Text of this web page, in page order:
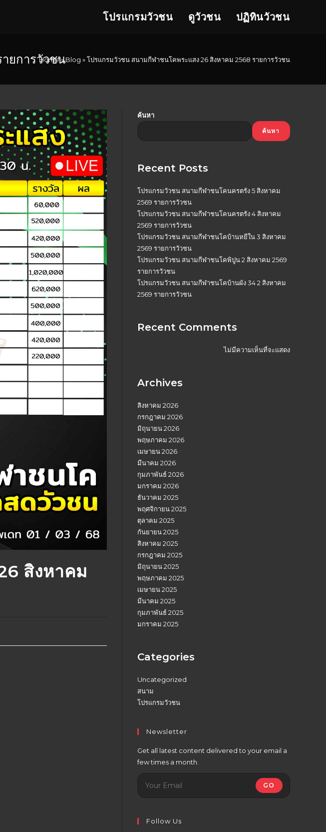
โปรแกรมวัวชน ดูวัวชน ปฏิทินวัวชน
ยการวัวชน
Home»Blog »โปรแกรมวัวชน สนามกีฬาชนโคพระแสง 26 สิงหาคม 2568 รายการวัวชน
สิงหาคม
ค้นหา
ค้นหา
Recent Posts
โปรแกรมวัวชน สนามกีฬาชนโคนครตรัง 5 สิงหาคม
2569 รายการวัวชน
โปรแกรมวัวชน สนามกีฬาชนโคนครตรัง 4 สิงหาคม
2569 รายการวัวชน
โปรแกรมวัวชน สนามกีฬาชนโคบ้านหยีใน 3 สิงหาคม
2569 รายการวัวชน
โปรแกรมวัวชน สนามกีฬาชนโคพิปูน 2 สิงหาคม 2569
รายการวัวชน
โปรแกรมวัวชน สนามกีฬาชนโคบ้านผัง 34 2 สิงหาคม
2569 รายการวัวชน
Recent Comments
ไม่มีความเห็นที่จะแสดง
Archives
สิงหาคม 2026
กรกฎาคม 2026
มิถุนายน 2026
พฤษภาคม 2026
เมษายน 2026
มีนาคม 2026
กุมภาพันธ์ 2026
มกราคม 2026
ธันวาคม 2025
พฤศจิกายน 2025
ตุลาคม 2025
กันยายน 2025
สิงหาคม 2025
กรกฎาคม 2025
มิถุนายน 2025
พฤษภาคม 2025
เมษายน 2025
มีนาคม 2025
กุมภาพันธ์ 2025
มกราคม 2025
Categories
Uncategorized
สนาม
โปรแกรมวัวชน
Newsletter
Get all latest content delivered to your email a
few times a month.
GO
Follow Us